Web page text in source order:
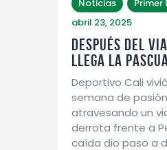
Noticias
Primer
abril 23, 2025
DESPUÉS DEL
LLEGA LA
Deportivo Cali
semana de
atravesando un
derrota frente a
caída dio paso a